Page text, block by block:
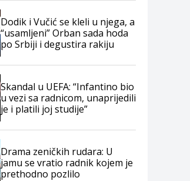
Dodik i Vučić se kleli u njega, a
“usamljeni” Orban sada hoda
po Srbiji i degustira rakiju
Skandal u UEFA: “Infantino bio
u vezi sa radnicom, unaprijedili
je i platili joj studije”
Drama zeničkih rudara: U
jamu se vratio radnik kojem je
prethodno pozlilo